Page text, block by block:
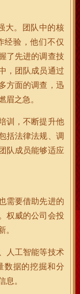
大。团队中的核
经验，他们不仅
了先进的调查技
，团队成员通过
方面的调查，迅
眉之急。
训，不断提升他
括法律法规、调
队成员能够适应
需要借助先进的
权威的公司会投
。
人工智能等技术
数据的挖掘和分
息。